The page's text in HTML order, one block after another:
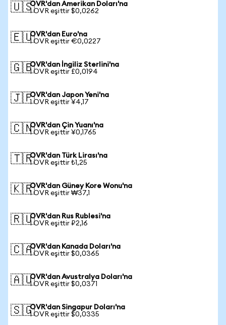
🇺🇸OVR'dan Amerikan Doları'na
1 OVR eşittir $0,0262
🇪🇺OVR'dan Euro'na
1 OVR eşittir €0,0227
🇬🇧OVR'dan İngiliz Sterlini'na
1 OVR eşittir £0,0194
🇯🇵OVR'dan Japon Yeni'na
1 OVR eşittir ¥4,17
🇨🇳OVR'dan Çin Yuanı'na
1 OVR eşittir ¥0,1765
🇹🇷OVR'dan Türk Lirası'na
1 OVR eşittir ₺1,25
🇰🇷OVR'dan Güney Kore Wonu'na
1 OVR eşittir ₩37,1
🇷🇺OVR'dan Rus Rublesi'na
1 OVR eşittir ₽2,16
🇨🇦OVR'dan Kanada Doları'na
1 OVR eşittir $0,0365
🇦🇺OVR'dan Avustralya Doları'na
1 OVR eşittir $0,0371
🇸🇬OVR'dan Singapur Doları'na
1 OVR eşittir $0,0335